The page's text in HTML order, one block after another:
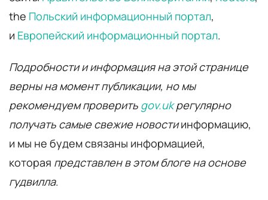
the Польский информационный портал,
и Европейский информационный портал.
Подробности и информация на этой странице
верны на момент публикации, но мы
рекомендуем проверить gov.ukрегулярно
получать самые свежие новостиинформацию,
и мы не будем связаны информацией,
которая представлен в этом блоге на основе
гудвилла.